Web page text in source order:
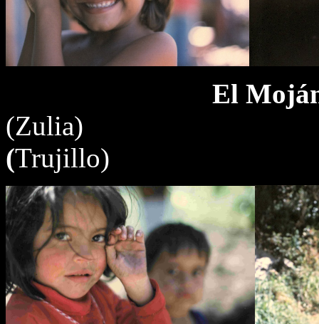
El
(Trujillo)